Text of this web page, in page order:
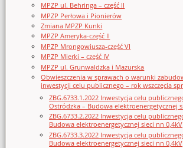
MPZP ul. Behringa – część II
MPZP Perłowa i Pionierów
Zmiana MPZP Kunki
MPZP Ameryka-część II
MPZP Mrongowiusza-część VI
MPZP Mierki – część IV
MPZP ul. Grunwaldzka i Mazurska
Obwieszczenia w sprawach o warunki
inwestycji celu publicznego – rok wszczęcia
ZBG.6733.1.2022 Inwestycja celu
Ostródzka – Budowa elektroenergetycznej
ZBG.6733.2.2022 Inwestycja celu
Budowa elektroenergetycznej sieci nn 0,4kV
ZBG.6733.3.2022 Inwestycja celu
Budowa elektroenergetycznej sieci nn 0,4kV